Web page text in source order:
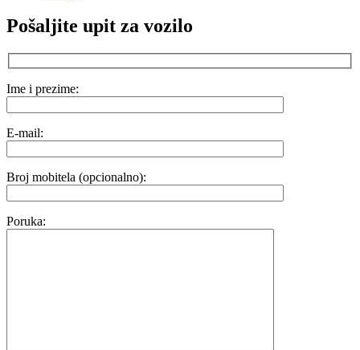
Pošaljite upit za vozilo
Ime i prezime:
E-mail:
Broj mobitela (opcionalno):
Poruka: